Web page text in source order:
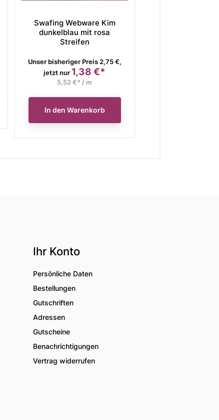
Swafing Webware Kim
dunkelblau mit rosa
Streifen
Verkaufspreis
Unser bisheriger Preis 2,75 €,
jetzt nur Preis
1,38 €*
5,52 €* / m
In den Warenkorb
Ihr Konto
Persönliche Daten
Bestellungen
Gutschriften
Adressen
Gutscheine
Benachrichtigungen
Vertrag widerrufen